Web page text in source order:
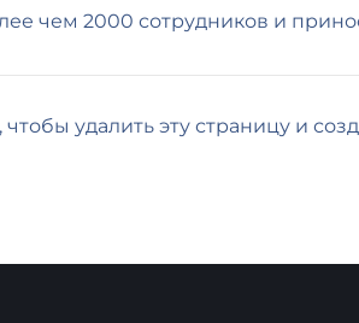
чем 2000 сотрудников и
, чтобы удалить эту страницу и